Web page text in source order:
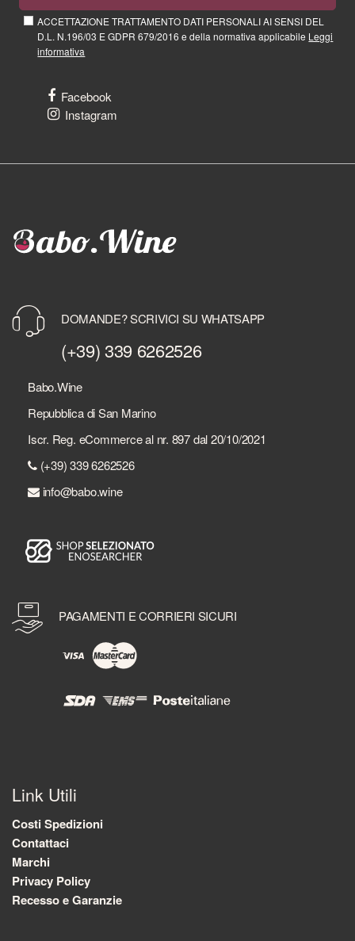
ACCETTAZIONE TRATTAMENTO DATI PERSONALI AI SENSI DEL
D.L. N.196/03 E GDPR 679/2016 e della normativa applicabile Leggi
informativa
Facebook
Instagram
DOMANDE? SCRIVICI SU WHATSAPP
(+39) 339 6262526
Babo.Wine
Repubblica di San Marino
Iscr. Reg. eCommerce al nr. 897 dal 20/10/2021
(+39) 339 6262526
info@babo.wine
PAGAMENTI E CORRIERI SICURI
Link Utili
Costi Spedizioni
Contattaci
Marchi
Privacy Policy
Recesso e Garanzie